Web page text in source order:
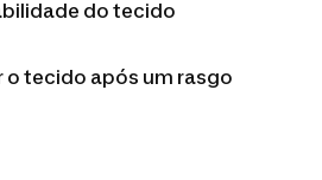
do tecido
o tecido após um rasgo